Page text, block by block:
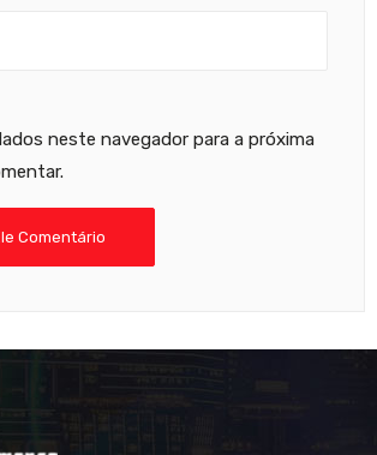
neste navegador para a próxima